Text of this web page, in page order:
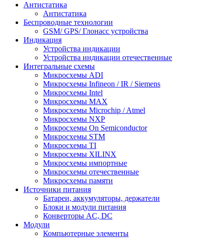
Антистатика
Антистатика
Беспроводные технологии
GSM/ GPS/ Глонасс устройства
Индикация
Устройства индикации
Устройства индикации отечественные
Интегральные схемы
Микросхемы ADI
Микросхемы Infineon / IR / Siemens
Микросхемы Intel
Микросхемы MAX
Микросхемы Microchip / Atmel
Микросхемы NXP
Микросхемы On Semiconductor
Микросхемы STM
Микросхемы TI
Микросхемы XILINX
Микросхемы импортные
Микросхемы отечественные
Микросхемы памяти
Источники питания
Батареи, аккумуляторы, держатели
Блоки и модули питания
Конверторы AC, DC
Модули
Компьютерные элементы